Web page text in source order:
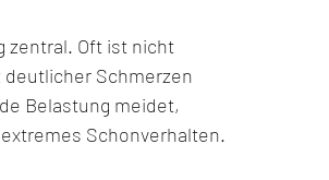
zentral. Oft ist nicht
deutlicher Schmerzen
Belastung meidet,
Schonverhalten.